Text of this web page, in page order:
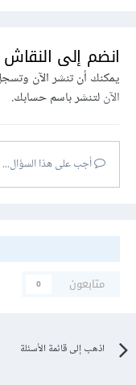
انضم إلى النقاش
يمكنك أن تنشر الآن
الآنلتنشر باسم حسابك.
أجب على هذا السؤال...
متابعون
0
اذهب إلى قائمة الأسئلة